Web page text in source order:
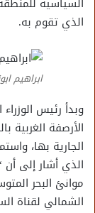
الذي تقوم به.
ابراهيم
وبدأ رئيس
الأرصفة الغربية
الجارية بها،
الذي أشار إلى
موانئ البحر
الشمالي لقناة